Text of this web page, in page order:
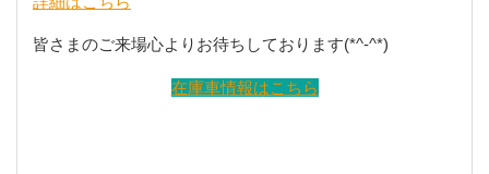
皆さまのご来場心よりお待ちしております(*^-^*)
在庫車情報はこちら